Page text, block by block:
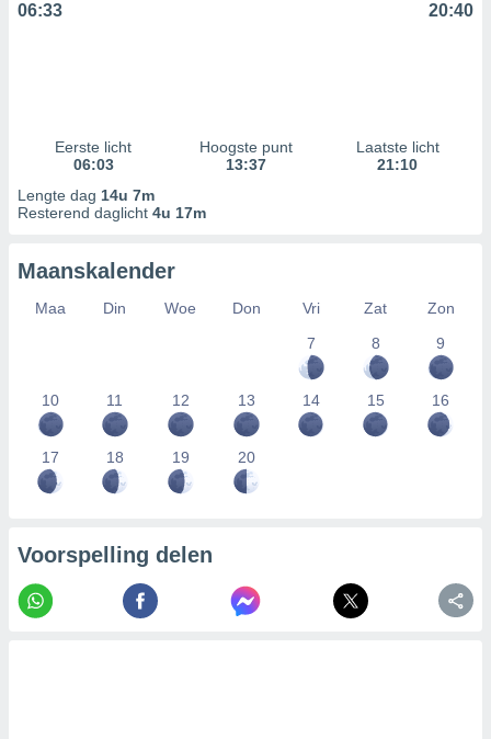
06:33 20:40
Eerste licht
06:03
Hoogste punt
13:37
Laatste licht
21:10
Lengte dag 14u 7m
Resterend daglicht 4u 17m
Maanskalender
Maa Din Woe Don Vri Zat
Zon
7
8 9
10 11 12 13 14 15 16
17 18 19 20
Voorspelling delen